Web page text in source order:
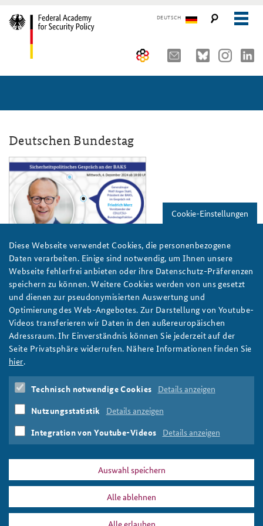
DEUTSCH
Advisory Board
Organisation
The Association of Friends
Partners
Young Leaders in Security Policy
Seminars, Conferences and Events
Security Policy Course for Senior Officials
Core Course on Security Policy
German Forum on Security Policy
Public Events
Working Papers
Deutschen Bundestag
BAKS
Friedrich Merz im Sicherheitspolitischen Gespräch
am 4. Dezember
Am 4. Dezember diskutierte Friedrich Merz im
Sicherheitspolitischen Gespräch mit BAKS-Präsident Stahl über
aktuelle Fragen deutscher und europäischer Sicherheit und
Verteidigung. Hier gehts zum Video. Foto: friedrich-
merz.de/Tobias Koch
weiter
Friedrich Merz,MdB,Fraktionsvorsitzender,Deutschen
Bundestag, Sondervermögen,Bundeswehr,
Waffenlieferungen
Ukraine
Sicherheitspolitisches
Gespräch
Livestream,Integrierte Sicherheit
Sicherheitsstrategie,Generalmajor Wolf-Jürgen Stahl
DATA PRIVACY IMPRINT
Cookie-Einstellungen
Diese Webseite verwendet Cookies, die personenbezogene
Daten verarbeiten. Einige sind notwendig, um Ihnen unsere
Webseite fehlerfrei anbieten oder ihre Datenschutz-Präferenzen
speichern zu können. Weitere Cookies werden von uns gesetzt
und dienen zur pseudonymisierten Auswertung und
Optimierung des Web-Angebotes. Zur Darstellung von Youtube-
Videos transferieren wir Daten in den außereuropäischen
Adressraum. Ihr Einverständnis können Sie jederzeit auf der
Seite Privatsphäre widerrufen. Nähere Informationen finden Sie
hier.
Technisch notwendige Cookies Details anzeigen
Nutzungsstatistik Details anzeigen
Integration von Youtube-Videos Details anzeigen
Auswahl speichern
Alle ablehnen
Alle erlauben